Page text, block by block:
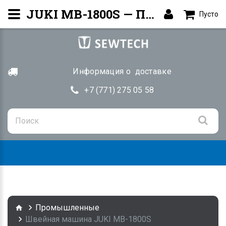
Информация о доставке
+7 (771) 275 05 58
Пусто
Промышленные
Швейная машина JUKI MB-1800S
JUKI MB-1800S — Пуговичная машина | Купить Алматы